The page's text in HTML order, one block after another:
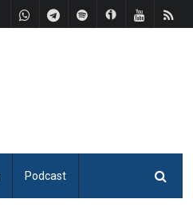
Podcast